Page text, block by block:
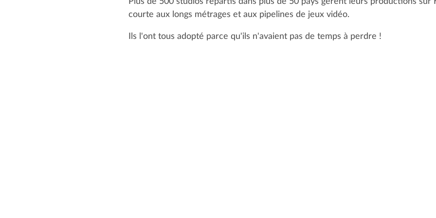
courte aux longs métrages et aux pipelines de jeux vidéo.
Ils l'ont tous adopté parce qu'ils n'avaient pas de temps à perdre !